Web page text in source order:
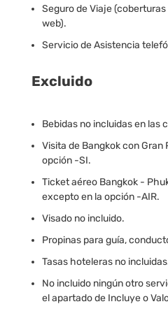
Seguro de Viaje
web).
Servicio de Asistencia
Excluido
Bebidas no incluidas en las
Visita de Bangkok con Gran
opción -SI.
Ticket aéreo Bangkok -
excepto en la opción -AIR.
Visado no incluido.
Propinas para guía,
Tasas hoteleras no
No incluido ningún otro
el apartado de Incluye o